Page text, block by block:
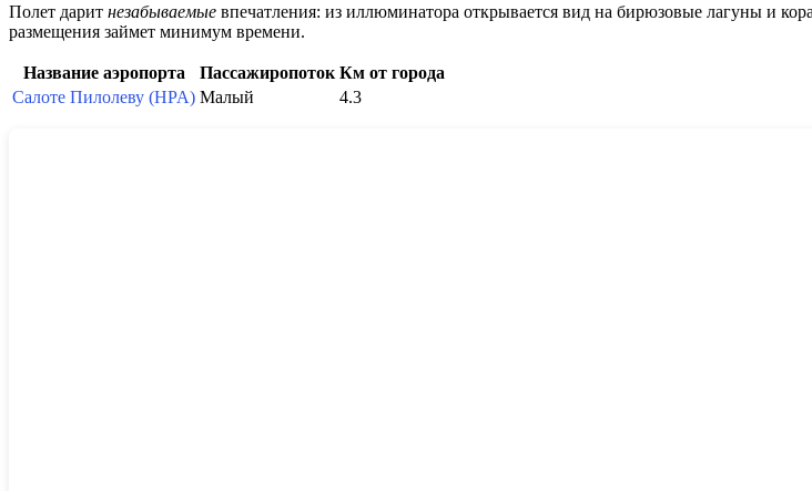
Полет дарит незабываемые впечатления: из иллюминатора открывается вид на бирюзовые лагуны и
размещения займет минимум времени.
Название аэропорта Пассажиропоток Км от города
Салоте Пилолеву (HPA) Малый 4.3